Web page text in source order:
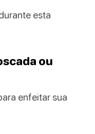
esta
ou
enfeitar sua